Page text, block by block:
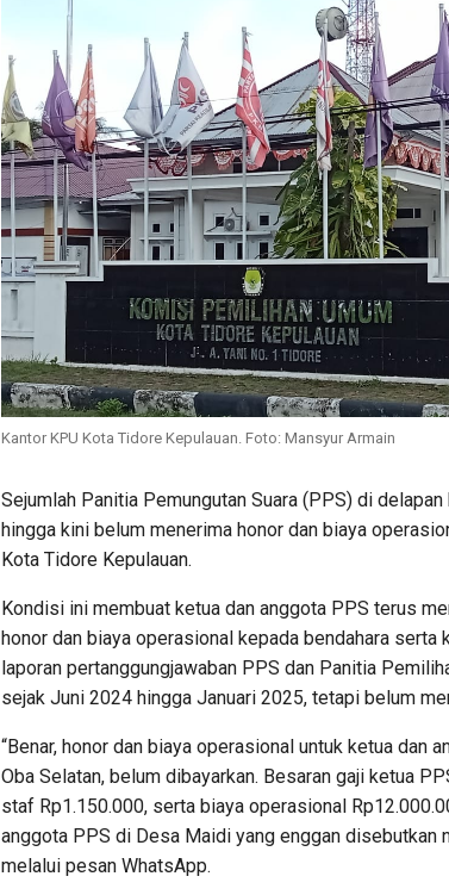
Kantor KPU Kota Tidore Kepulauan. Foto: Mansyur Armain
Sejumlah Panitia Pemungutan Suara (PPS) di
hingga kini belum menerima honor dan biaya
Kota Tidore Kepulauan.
Kondisi ini membuat ketua dan anggota PPS terus
honor dan biaya operasional kepada bendahara serta
laporan pertanggungjawaban PPS dan Panitia
sejak Juni 2024 hingga Januari 2025, tetapi belum
“Benar, honor dan biaya operasional untuk ketua dan
Oba Selatan, belum dibayarkan. Besaran gaji ketua
staf Rp1.150.000, serta biaya operasional
anggota PPS di Desa Maidi yang enggan disebutkan
melalui pesan WhatsApp.